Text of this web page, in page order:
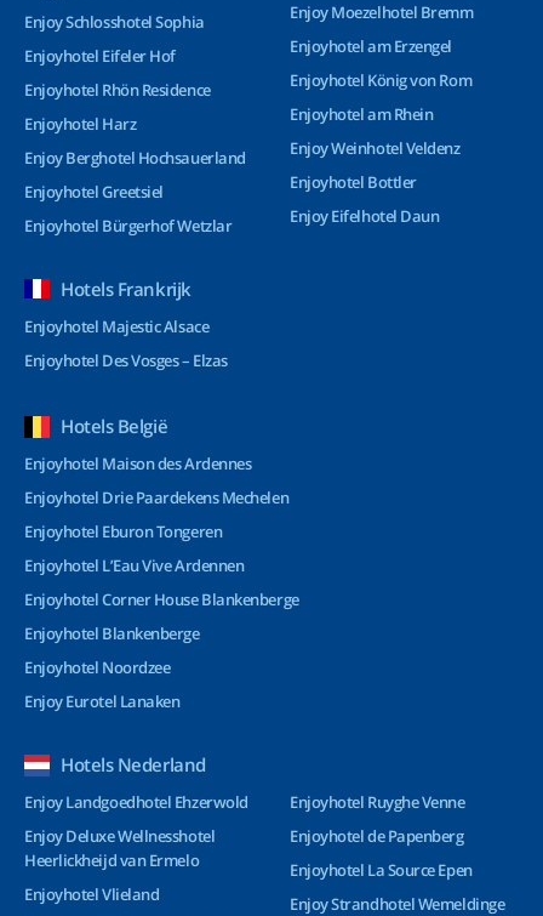
Enjoy Schlosshotel Sophia
Enjoyhotel Eifeler Hof
Enjoyhotel Rhön Residence
Enjoyhotel Harz
Enjoy Berghotel Hochsauerland
Enjoyhotel Greetsiel
Enjoyhotel Bürgerhof Wetzlar
Enjoy Moezelhotel Bremm
Enjoyhotel am Erzengel
Enjoyhotel König von Rom
Enjoyhotel am Rhein
Enjoy Weinhotel Veldenz
Enjoyhotel Bottler
Enjoy Eifelhotel Daun
Hotels Frankrijk
Enjoyhotel Majestic Alsace
Enjoyhotel Des Vosges – Elzas
Hotels België
Enjoyhotel Maison des Ardennes
Enjoyhotel Drie Paardekens Mechelen
Enjoyhotel Eburon Tongeren
Enjoyhotel L’Eau Vive Ardennen
Enjoyhotel Corner House Blankenberge
Enjoyhotel Blankenberge
Enjoyhotel Noordzee
Enjoy Eurotel Lanaken
Hotels Nederland
Enjoy Landgoedhotel Ehzerwold
Enjoy Deluxe Wellnesshotel
Heerlickheijd van Ermelo
Enjoyhotel Vlieland
Enjoyhotel Ruyghe Venne
Enjoyhotel de Papenberg
Enjoyhotel La Source Epen
Enjoy Strandhotel Wemeldinge